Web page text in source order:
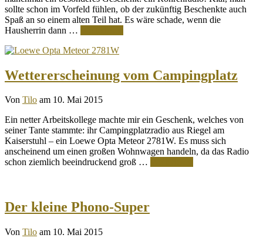
sollte schon im Vorfeld fühlen, ob der zukünftig Beschenkte auch
Spaß an so einem alten Teil hat. Es wäre schade, wenn die
Hausherrin dann …
Wettererscheinung vom Campingplatz
Von Tilo am 10. Mai 2015
Ein netter Arbeitskollege machte mir ein Geschenk, welches von
seiner Tante stammte: ihr Campingplatzradio aus Riegel am
Kaiserstuhl – ein Loewe Opta Meteor 2781W. Es muss sich
anscheinend um einen großen Wohnwagen handeln, da das Radio
schon ziemlich beeindruckend groß …
Der kleine Phono-Super
Von Tilo am 10. Mai 2015